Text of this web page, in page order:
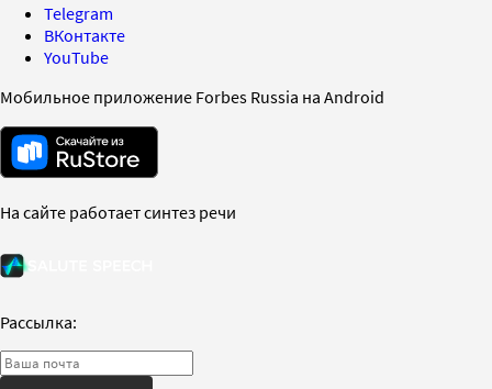
Telegram
ВКонтакте
YouTube
Мобильное приложение Forbes Russia на Android
На сайте работает синтез речи
Рассылка: